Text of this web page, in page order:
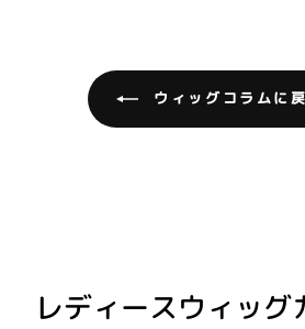
ウィッグコラムに
レディースウィッグ